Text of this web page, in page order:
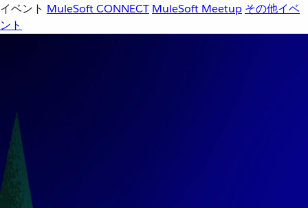
イベント MuleSoft CONNECT MuleSoft Meetup その他イベ
ント